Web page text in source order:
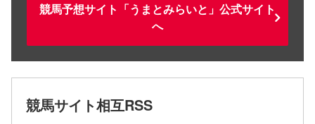
競馬予想サイト「うまとみらいと」公式サイト
へ
競馬サイト相互RSS